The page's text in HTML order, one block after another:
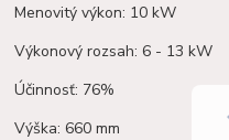
Menovitý výkon: 10 kW
Výkonový rozsah: 6 - 13 kW
Účinnosť: 76%
Výška: 660 mm